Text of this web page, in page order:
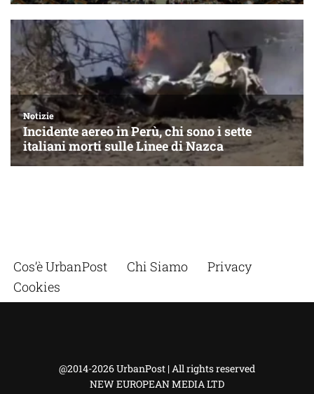
Cos’è UrbanPost Chi Siamo
Privacy
Cookies
@2014-2026 UrbanPost | All rights reserved
NEW EUROPEAN MEDIA LTD